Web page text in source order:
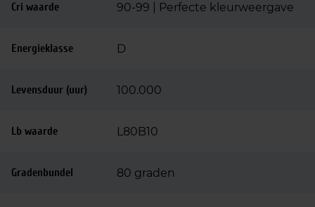
Cri waarde 90-99 | Perfecte kleurweergave
Energieklasse D
Levensduur (uur) 100.000
Lb waarde L80B10
Gradenbundel 80 graden